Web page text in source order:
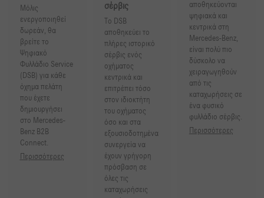
Μόλις
ενεργοποιηθεί
δωρεάν, θα
βρείτε το
Ψηφιακό
Φυλλάδιο Service
(DSB) για κάθε
όχημα πελάτη
που έχετε
δημιουργήσει
στο Mercedes-
Benz B2B
Connect.
Περισσότερες
σέρβις
Το DSB
αποθηκεύει το
πλήρες ιστορικό
σέρβις ενός
οχήματος
κεντρικά και
επιτρέπει τόσο
στον ιδιοκτήτη
του οχήματος
όσο και στα
εξουσιοδοτημένα
συνεργεία να
έχουν γρήγορη
πρόσβαση σε
όλες τις
καταχωρήσεις
αποθηκεύονται
ψηφιακά και
κεντρικά στη
Mercedes-Benz,
είναι πολύ πιο
δύσκολο να
χειραγωγηθούν
από τις
καταχωρήσεις σε
ένα φυσικό
φυλλάδιο σέρβις.
Περισσότερες